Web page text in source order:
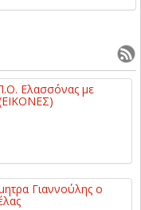
Ελασσόνας με
Γιαννούλης ο